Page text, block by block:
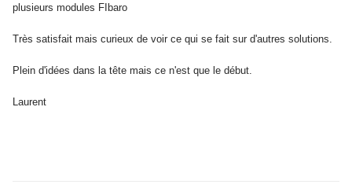
plusieurs modules FIbaro
Très satisfait mais curieux de voir ce qui se fait sur d'autres solutions.
Plein d'idées dans la tête mais ce n'est que le début.
Laurent